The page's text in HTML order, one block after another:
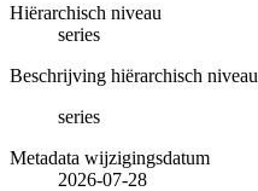
Hiërarchisch niveau
series
Beschrijving hiërarchisch niveau
series
Metadata wijzigingsdatum
2026-07-28